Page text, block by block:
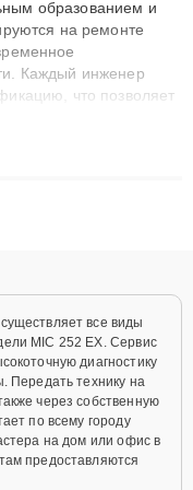
образованием и
на ремонте
Каждый инженер
что позволяет
Наши мастера
все виды
MIC 252 EX. Сервис
диагностику
Передать технику на
через собственную
по всему городу
на дом или офис в
предоставляются